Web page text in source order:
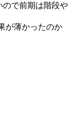
ので前期は階段や
が薄かったのか